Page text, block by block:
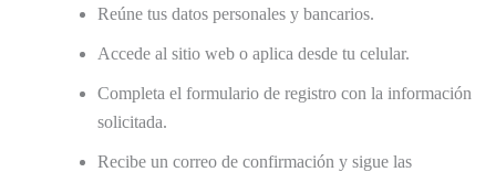
Reúne tus datos personales y bancarios.
Accede al sitio web o aplica desde tu celular.
Completa el formulario de registro con la información
solicitada.
Recibe un correo de confirmación y sigue las